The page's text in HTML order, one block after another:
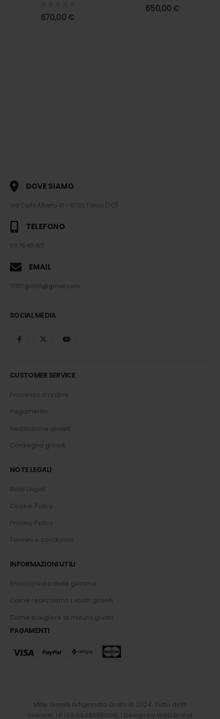
0out of 5
670,00€
0 out of 5
650,00€
DOVE SIAMO
Via Carlo Alberto 41 - 10123 Torino (TO)
TELEFONO
011.76.40.401
EMAIL
1000.gioielli@gmail.com
SOCIAL MEDIA
CUSTOMER SERVICE
Processo d’ordine
Pagamento
Restituzione gioielli
Consegna gioielli
NOTE LEGALI
Note Legali
Cookie Policy
Privacy Policy
Termini e condizioni
INFORMAZIONI UTILI
Enciclopedia delle gemme
Come realizziamo i vostri gioielli
Come scegliere la misura giusta
PAGAMENTI
Mille Gioielli Artigianato Orafo © 2024. Tutti i diritti
riservati. | P.IVA 08465860016. | Design by Web Brand